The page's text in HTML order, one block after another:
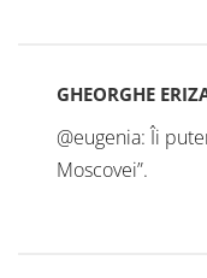
GHEORGHE
@eugenia: Îi
Moscovei”.